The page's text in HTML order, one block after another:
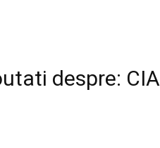
despre: CIA